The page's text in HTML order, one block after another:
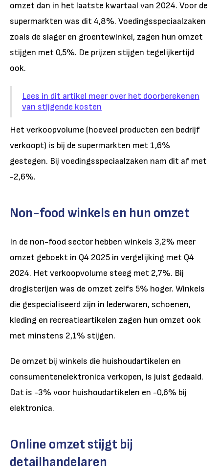
omzet dan in het laatste kwartaal van 2024. Voor de
supermarkten was dit 4,8%. Voedingsspeciaalzaken
zoals de slager en groentewinkel, zagen hun omzet
stijgen met 0,5%. De prijzen stijgen tegelijkertijd
ook.
Lees in dit artikel meer over het doorberekenen
van stijgende kosten
Het verkoopvolume (hoeveel producten een bedrijf
verkoopt) is bij de supermarkten met 1,6%
gestegen. Bij voedingsspeciaalzaken nam dit af met
-2,6%.
Non-food winkels en hun omzet
In de non-food sector hebben winkels 3,2% meer
omzet geboekt in Q4 2025 in vergelijking met Q4
2024. Het verkoopvolume steeg met 2,7%. Bij
drogisterijen was de omzet zelfs 5% hoger. Winkels
die gespecialiseerd zijn in lederwaren, schoenen,
kleding en recreatieartikelen zagen hun omzet ook
met minstens 2,1% stijgen.
De omzet bij winkels die huishoudartikelen en
consumentenelektronica verkopen, is juist gedaald.
Dat is -3% voor huishoudartikelen en -0,6% bij
elektronica.
Online omzet stijgt bij
detailhandelaren